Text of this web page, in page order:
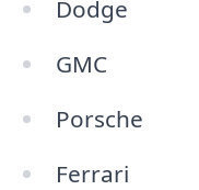
Dodge
GMC
Porsche
Ferrari